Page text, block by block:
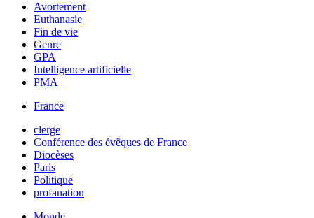
Avortement
Euthanasie
Fin de vie
Genre
GPA
Intelligence artificielle
PMA
France
clerge
Conférence des évêques de France
Diocèses
Paris
Politique
profanation